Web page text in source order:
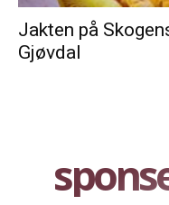
Jakten på
Gjøvdal